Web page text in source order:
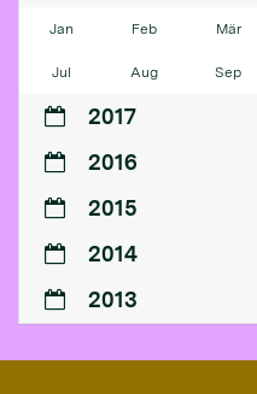
Jan Feb Mär
Jul Aug Sep
2017
2016
2015
2014
2013